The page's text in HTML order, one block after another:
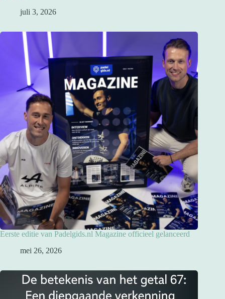
juli 3, 2026
Eerste editie van Padelgids.nl Magazine officieel gelanceerd
mei 26, 2026